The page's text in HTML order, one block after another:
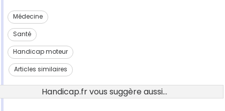
Médecine
Santé
Handicap moteur
Articles similaires
Handicap.fr vous suggère aussi...